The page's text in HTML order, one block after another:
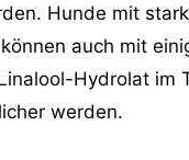
Hunde mit
auch mit
Hydrolat im
werden.